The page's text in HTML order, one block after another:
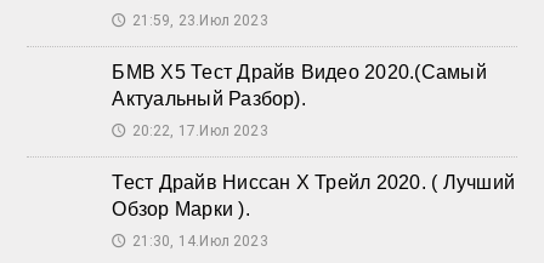
🕔 21:59, 23.Июл 2023
БМВ Х5 Тест Драйв Видео 2020.(Самый
Актуальный Разбор).
🕔 20:22, 17.Июл 2023
Тест Драйв Ниссан Х Трейл 2020. ( Лучший
Обзор Марки ).
🕔 21:30, 14.Июл 2023